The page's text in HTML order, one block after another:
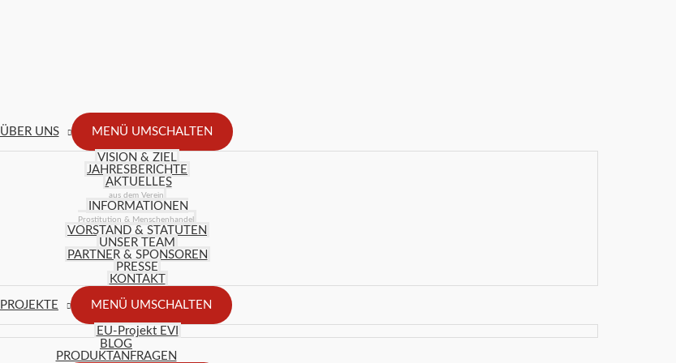
ÜBER UNS MENÜ UMSCHALTEN
VISION & ZIEL
JAHRESBERICHTE
AKTUELLES
aus dem Verein
INFORMATIONEN
Prostitution & Menschenhandel
VORSTAND & STATUTEN
UNSER TEAM
PARTNER & SPONSOREN
PRESSE
KONTAKT
PROJEKTE MENÜ UMSCHALTEN
EU-Projekt EVI
BLOG
PRODUKTANFRAGEN